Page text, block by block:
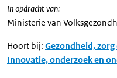
In opdracht van:
Ministerie van
Hoort bij: Gezondheid,
Innovatie, onderzoek en